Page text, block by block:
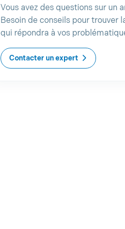
Vous avez des questions sur un
Besoin de conseils pour trouver
qui répondra à vos
Contacter un expert